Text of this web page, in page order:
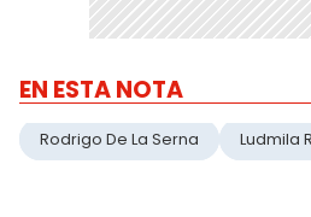
EN ESTA NOTA
Rodrigo De La Serna Ludmila